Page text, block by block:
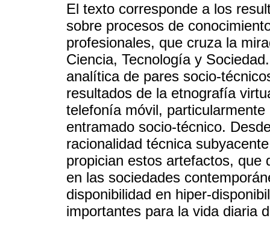
El texto corresponde a los
sobre procesos de
profesionales, que cruza la
Ciencia, Tecnología y
analítica de pares socio-
resultados de la etnografía
telefonía móvil,
entramado socio-técnico.
racionalidad técnica
propician estos artefactos, que
en las sociedades
disponibilidad en hiper-
importantes para la vida diaria